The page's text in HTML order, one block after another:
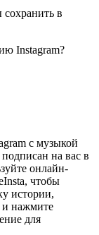
в
Instagram?
с музыкой
на вас в
онлайн-
чтобы
истории,
и нажмите
для